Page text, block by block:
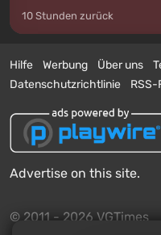
10 Stunden zurück
Hilfe Werbung Über uns
Datenschutzrichtlinie
RSS-
Advertise on this site.
© 2011 - 2026 VGTimes